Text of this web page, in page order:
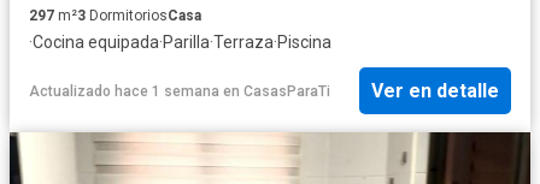
297 m²3 DormitoriosCasa
·Cocina equipada·Parilla·Terraza·Piscina
Actualizado hace 1 semana en CasasParaTi Ver en detalle